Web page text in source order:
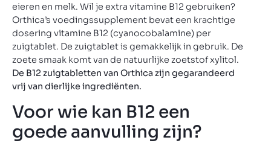
eieren en melk. Wil je extra vitamine B12 gebruiken?
Orthica’s voedingssupplement bevat een krachtige
dosering vitamine B12 (cyanocobalamine) per
zuigtablet. De zuigtablet is gemakkelijk in gebruik. De
zoete smaak komt van de natuurlijke zoetstof xylitol.
De B12 zuigtabletten van Orthica zijn gegarandeerd
vrij van dierlijke ingrediënten.
Voor wie kan B12 een
goede aanvulling zijn?